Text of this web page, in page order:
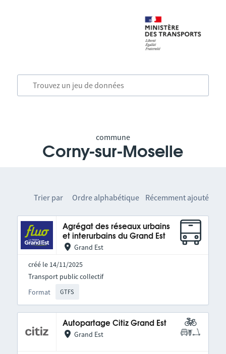
commune
Corny-sur-Moselle
Trier par Ordre alphabétique Récemment ajouté
Agrégat des réseaux urbains
et interurbains du Grand Est
Grand Est
créé le 14/11/2025
Format GTFS
Transport public collectif
Autopartage Citiz Grand Est
Grand Est